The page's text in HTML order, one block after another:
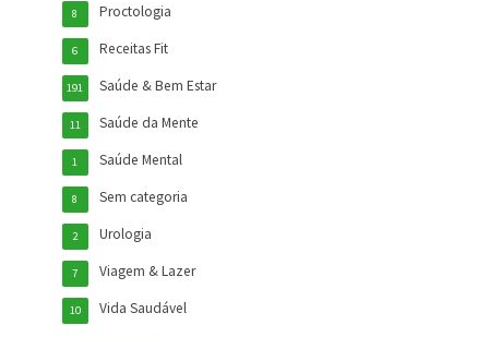
Proctologia
8
Receitas Fit
6
Saúde & Bem Estar
191
Saúde da Mente
11
Saúde Mental
1
Sem categoria
8
Urologia
2
Viagem & Lazer
7
Vida Saudável
10